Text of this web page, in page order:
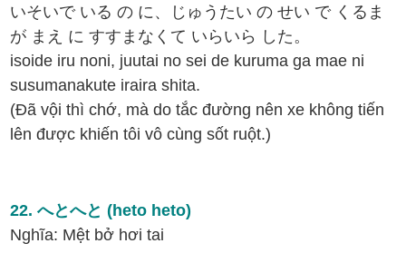
いそいで いる の に、じゅうたい の せい で くるま
が まえ に すすまなくて いらいら した。
isoide iru noni, juutai no sei de kuruma ga mae ni
susumanakute iraira shita.
(Đã vội thì chớ, mà do tắc đường nên xe không tiến
lên được khiến tôi vô cùng sốt ruột.)
22. へとへと (heto heto)
Nghĩa: Mệt bở hơi tai